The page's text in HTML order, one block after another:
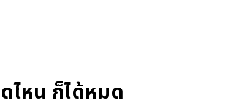
ไหน ก็ได้หมด